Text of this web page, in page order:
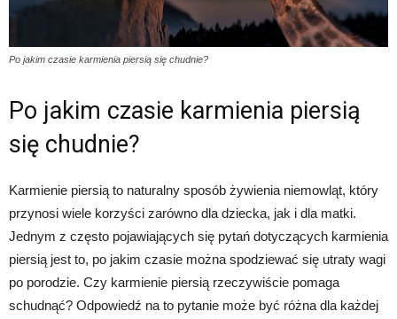
Po jakim czasie karmienia piersią się chudnie?
Po jakim czasie karmienia piersią
się chudnie?
Karmienie piersią to naturalny sposób żywienia niemowląt, który
przynosi wiele korzyści zarówno dla dziecka, jak i dla matki.
Jednym z często pojawiających się pytań dotyczących karmienia
piersią jest to, po jakim czasie można spodziewać się utraty wagi
po porodzie. Czy karmienie piersią rzeczywiście pomaga
schudnąć? Odpowiedź na to pytanie może być różna dla każdej